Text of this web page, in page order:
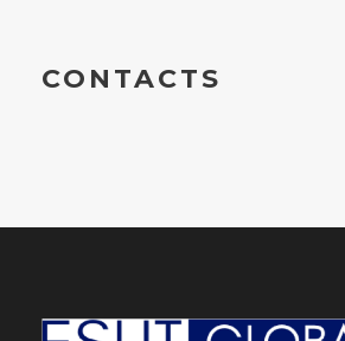
CONTACTS